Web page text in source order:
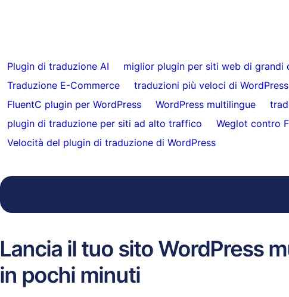
Plugin di traduzione AI miglior plugin per siti web di grandi
Traduzione E-Commerce
traduzioni più veloci di WordPress
FluentC plugin per WordPress
WordPress multilingue
plugin di traduzione per siti ad alto traffico
Weglot contro
Velocità del plugin di traduzione di WordPress
Lancia il tuo sito WordPress
in pochi minuti